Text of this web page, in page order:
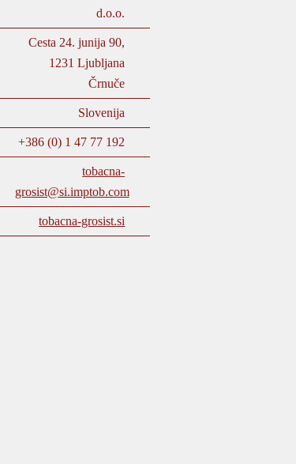
d.o.o.
Cesta 24. junija 90,
1231 Ljubljana
Črnuče
Slovenija
+386 (0) 1 47 77 192
tobacna-
grosist@si.imptob.com
tobacna-grosist.si